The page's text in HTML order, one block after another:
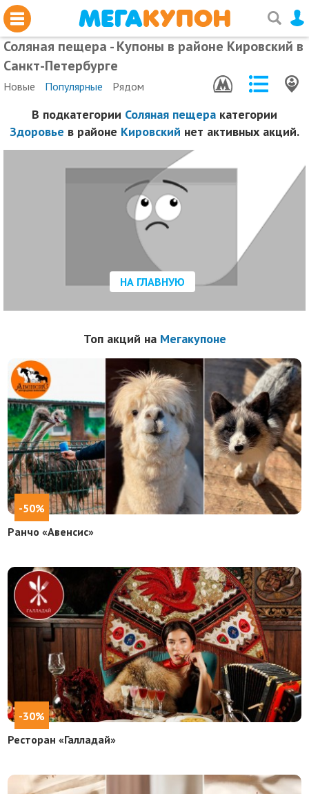
Соляная пещера - Купоны в районе Кировский в
Санкт-Петербурге
Новые Популярные Рядом
В подкатегории Соляная пещера категории
Здоровье в районе Кировский нет активных акций.
НА ГЛАВНУЮ
Топ акций на Мегакупоне
-50%
Ранчо «Авенсис»
-30%
Ресторан «Галладай»